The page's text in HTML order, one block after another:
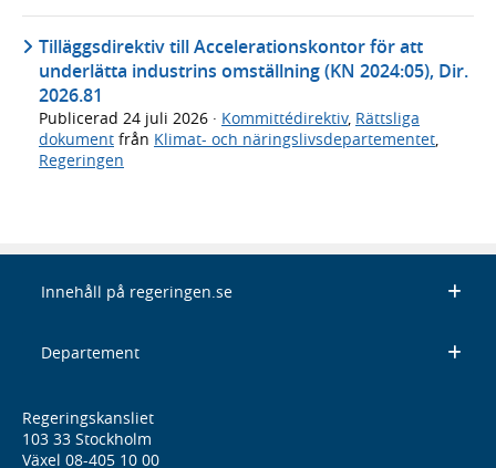
Tilläggsdirektiv till Accelerationskontor för att
underlätta industrins omställning (KN 2024:05), Dir.
2026.81
Publicerad 24 juli 2026 · Kommittédirektiv, Rättsliga
dokument från Klimat- och näringslivsdepartementet
Regeringen
Innehåll på regeringen.se
Departement
Regeringskansliet
103 33 Stockholm
Växel 08-405 10 00